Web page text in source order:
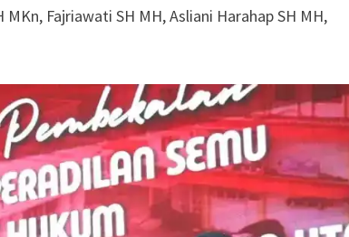
Fajriawati SH MH, Asliani Harahap SH MH,